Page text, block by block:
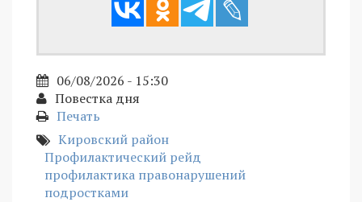
06/08/2026 - 15:30
Повестка дня
Печать
Кировский район
Профилактический рейд
профилактика правонарушений
подростками